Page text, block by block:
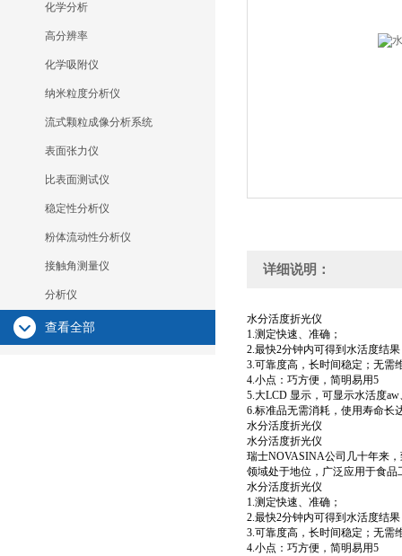
化学分析
高分辨率
化学吸附仪
纳米粒度分析仪
流式颗粒成像分析系统
表面张力仪
比表面测试仪
稳定性分析仪
粉体流动性分析仪
接触角测量仪
分析仪
查看全部
详细说明：
水分活度折光仪
1.测定快速、准确；
2.最快2分钟内可得到水活度结果
3.可靠度高，长时间稳定；无需
4.小点： 巧方便，简明易用5
5.大LCD 显示，可显示水活度
6.标准品无需消耗，使用寿命长
水分活度折光仪
水分活度折光仪
瑞士NOVASINA公司几十年来
领域处于地位，广泛应用于食
水分活度折光仪
1.测定快速、准确；
2.最快2分钟内可得到水活度结果
3.可靠度高，长时间稳定；无需
4.小点： 巧方便，简明易用5